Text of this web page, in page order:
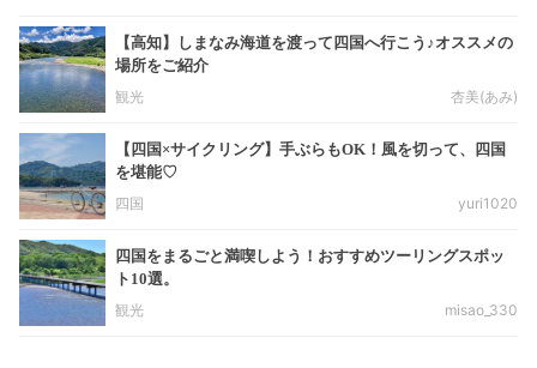
【高知】しまなみ海道を渡って四国へ行こう♪オススメの
場所をご紹介
観光
杏美(あみ)
【四国×サイクリング】手ぶらもOK！風を切って、四国
を堪能♡
四国
yuri1020
四国をまるごと満喫しよう！おすすめツーリングスポッ
ト10選。
観光
misao_330